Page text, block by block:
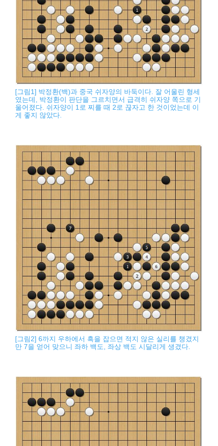
[그림1] 박정환(백)과 중국 쉬자양의 바둑이다. 잘 어울린 형세
였는데, 박정환이 판단을 그르치면서 급격히 쉬자양 쪽으로 기
울어졌다. 쉬자양이 1로 찌를 때 2로 끊자고 한 것이었는데 이
게 좋지 않았다.
[그림2] 6까지 우하에서 흑을 잡으면 적지 않은 실리를 챙겼지
만 7을 얻어 맞으니 좌하 백도, 좌상 백도 시달리게 생겼다.